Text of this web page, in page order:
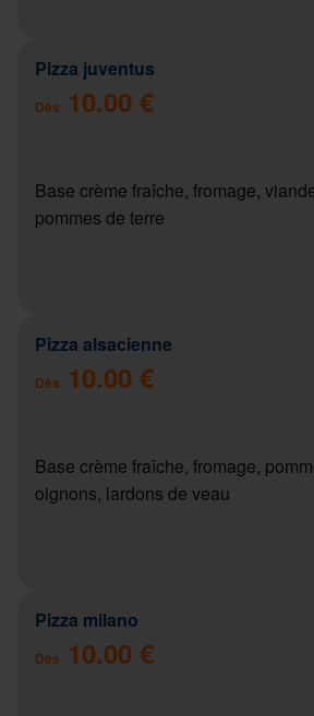
Pizza juventus
Dès 10.00 €
Base crème fraîche, fromage,
pommes de terre
Pizza alsacienne
Dès 10.00 €
Base crème fraîche, fromage,
oignons, lardons de veau
Pizza milano
Dès 10.00 €